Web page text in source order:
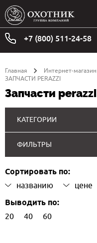
+7 (800) 511-24-58
Главная Интернет-магазин
ЗАПЧАСТИ PERAZZI
Запчасти perazzi
КАТЕГОРИИ
ФИЛЬТРЫ
Сортировать по:
названию цене
Выводить по:
20 40 60